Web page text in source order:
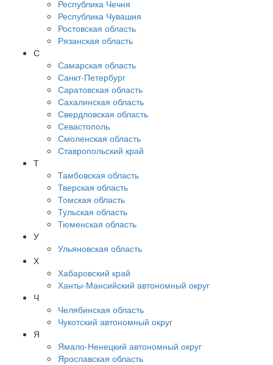
Республика Чечня
Республика Чувашия
Ростовская область
Рязанская область
С
Самарская область
Санкт-Петербург
Саратовская область
Сахалинская область
Свердловская область
Севастополь
Смоленская область
Ставропольский край
Т
Тамбовская область
Тверская область
Томская область
Тульская область
Тюменская область
У
Ульяновская область
Х
Хабаровский край
Ханты-Мансийский автономный округ
Ч
Челябинская область
Чукотский автономный округ
Я
Ямало-Ненецкий автономный округ
Ярославская область